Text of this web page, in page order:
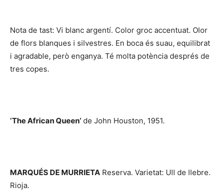
Nota de tast: Vi blanc argentí. Color groc accentuat. Olor
de flors blanques i silvestres. En boca és suau, equilibrat
i agradable, però enganya. Té molta potència després de
tres copes.
‘The African Queen’ de John Houston, 1951.
MARQUÉS DE MURRIETA Reserva. Varietat: Ull de llebre.
Rioja.